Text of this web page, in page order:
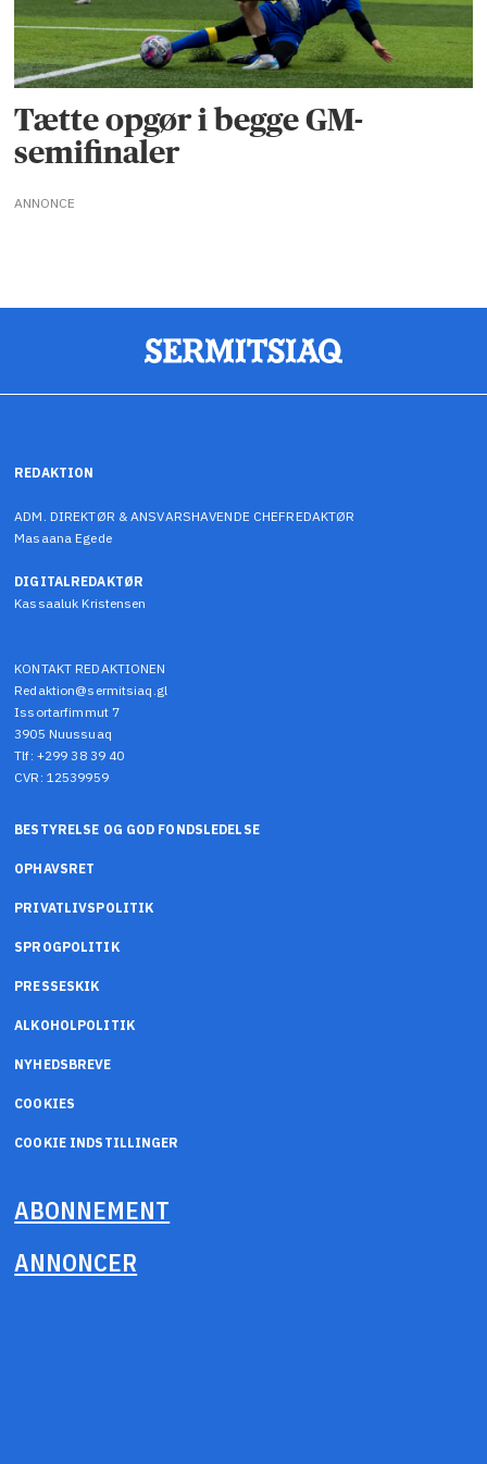
Tætte opgør i begge GM-
semifinaler
ANNONCE
REDAKTION
ADM. DIREKTØR & ANSVARSHAVENDE CHEFREDAKTØR
Masaana Egede
DIGITALREDAKTØR
Kassaaluk Kristensen
KONTAKT REDAKTIONEN
Redaktion@sermitsiaq.gl
Issortarfimmut 7
3905 Nuussuaq
Tlf: +299 38 39 40
CVR: 12539959
BESTYRELSE OG GOD FONDSLEDELSE
OPHAVSRET
PRIVATLIVSPOLITIK
SPROGPOLITIK
PRESSESKIK
ALKOHOLPOLITIK
NYHEDSBREVE
COOKIES
COOKIE INDSTILLINGER
ABONNEMENT
ANNONCER